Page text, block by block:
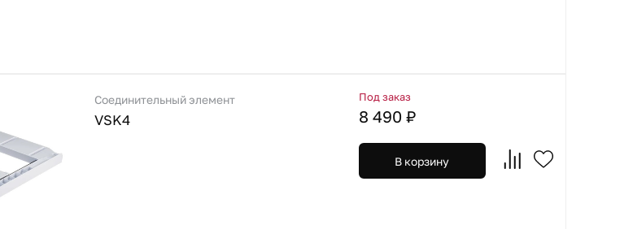
Соединительный элемент
VSK4
Под заказ
8 490 ₽
В корзину